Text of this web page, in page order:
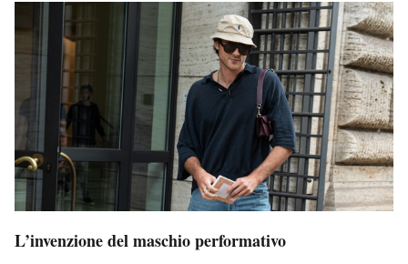
L’invenzione del maschio performativo